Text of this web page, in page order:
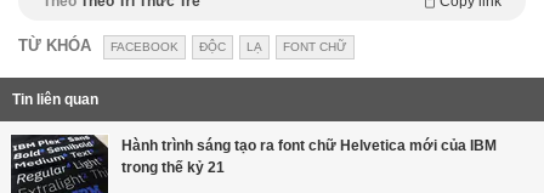
TỪ KHÓA FACEBOOK ĐỘC LẠ FONT CHỮ
Tin liên quan
Hành trình sáng tạo ra font chữ Helvetica mới của IBM
trong thế kỷ 21